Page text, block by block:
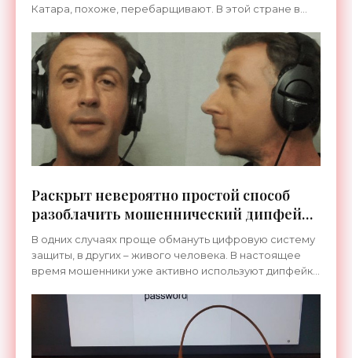
Катара, похоже, перебарщивают. В этой стране в
и ее наводнит
Раскрыт невероятно простой способ
разоблачить мошеннический дипфейк -
«Технологии»
В одних случаях проще обмануть цифровую систему
защиты, в других – живого человека. В настоящее
время мошенники уже активно используют дипфейки